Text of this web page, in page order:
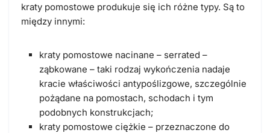
kraty pomostowe produkuje się ich różne typy. Są to
między innymi:
kraty pomostowe nacinane – serrated –
ząbkowane – taki rodzaj wykończenia nadaje
kracie właściwości antypoślizgowe, szczególnie
pożądane na pomostach, schodach i tym
podobnych konstrukcjach;
kraty pomostowe ciężkie – przeznaczone do